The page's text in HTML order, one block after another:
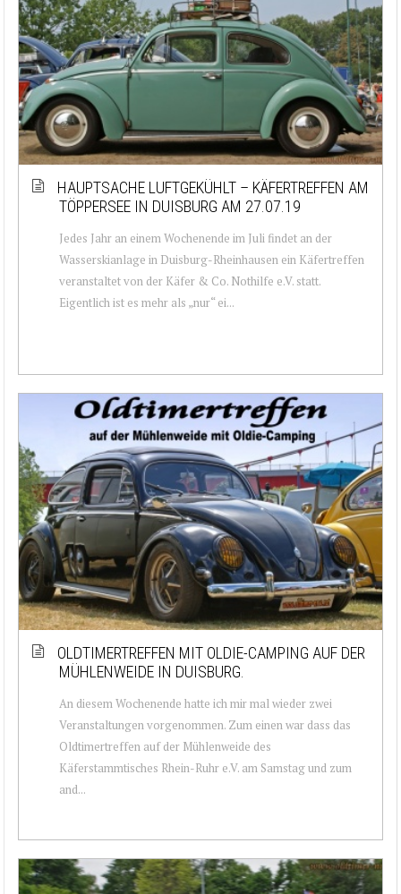
HAUPTSACHE LUFTGEKÜHLT – KÄFERTREFFEN AM
TÖPPERSEE IN DUISBURG AM 27.07.19
Jedes Jahr an einem Wochenende im Juli findet an der
Wasserskianlage in Duisburg-Rheinhausen ein Käfertreffen
veranstaltet von der Käfer & Co. Nothilfe e.V. statt.
Eigentlich ist es mehr als „nur“ ei...
OLDTIMERTREFFEN MIT OLDIE-CAMPING AUF DER
MÜHLENWEIDE IN DUISBURG.
An diesem Wochenende hatte ich mir mal wieder zwei
Veranstaltungen vorgenommen. Zum einen war dass das
Oldtimertreffen auf der Mühlenweide des
Käferstammtisches Rhein-Ruhr e.V. am Samstag und zum
and...